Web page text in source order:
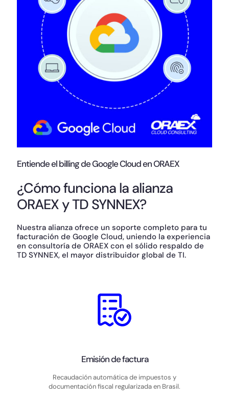
Entiende el billing de Google Cloud en ORAEX
¿Cómo funciona la alianza
ORAEX y TD SYNNEX?
Nuestra alianza ofrece un soporte completo para tu
facturación de Google Cloud, uniendo la experiencia
en consultoría de ORAEX con el sólido respaldo de
TD SYNNEX, el mayor distribuidor global de TI.
Emisión de factura
Recaudación automática de impuestos y
documentación fiscal regularizada en Brasil.